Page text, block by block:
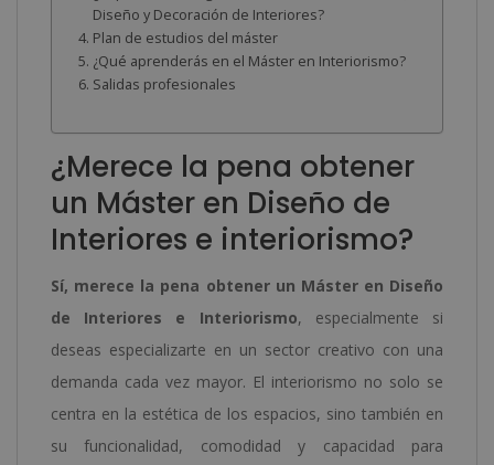
Diseño y Decoración de Interiores?
Plan de estudios del máster
¿Qué aprenderás en el Máster en Interiorismo?
Salidas profesionales
¿Merece la pena obtener
un Máster en Diseño de
Interiores e interiorismo?
Sí, merece la pena obtener un Máster en Diseño
de Interiores e Interiorismo, especialmente si
deseas especializarte en un sector creativo con una
demanda cada vez mayor. El interiorismo no solo se
centra en la estética de los espacios, sino también en
su funcionalidad, comodidad y capacidad para